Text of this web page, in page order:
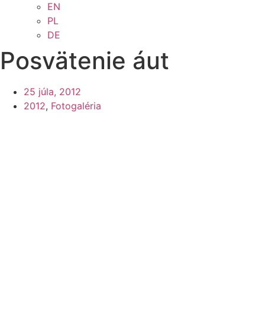
EN
PL
DE
Posvätenie áut
25 júla, 2012
2012, Fotogaléria